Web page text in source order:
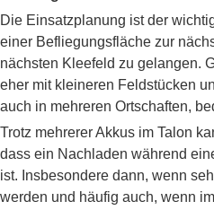
Die Einsatzplanung ist der
einer Befliegungsfläche zur
nächsten Kleefeld zu gelangen.
eher mit kleineren Feldstücken
auch in mehreren Ortschaften,
Trotz mehrerer Akkus im Talon
dass ein Nachladen während
ist. Insbesondere dann, wenn
werden und häufig auch, wenn